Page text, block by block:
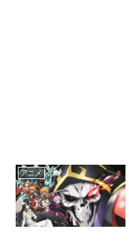
アニメ